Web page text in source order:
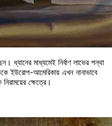
ধ্যানের মাধ্যমেই নির্বাণ লাভের পন্থা
ইউরোপ-আমেরিকায় এখন নানাভাবে
ক্ষেত্রে।